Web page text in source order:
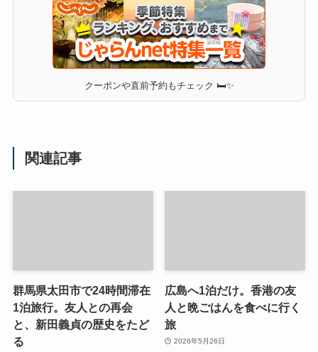
クーポンや直前予約もチェック 🛏✨
関連記事
群馬県太田市で24時間滞在
1泊旅行。友人との再会
と、新田義貞の歴史をたど
る
広島へ1泊だけ。香港の友
人と晩ごはんを食べに行く
旅
2026年5月26日